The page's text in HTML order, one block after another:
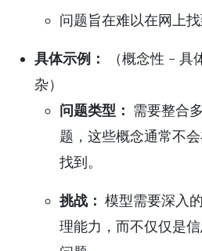
问题旨在难以在网上找
具体示例：
（概念性 - 具
杂）
问题类型： 需要整合
题，这些概念通常不
找到。
挑战： 模型需要深入
理能力，而不仅仅是